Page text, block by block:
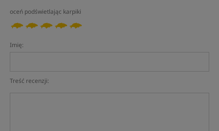
oceń podświetlając karpiki
Imię:
Treść recenzji: